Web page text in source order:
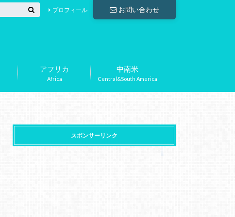
お問い合わせ
プロフィール
Africa
アフリカ
Central&South America
中南米
スポンサーリンク